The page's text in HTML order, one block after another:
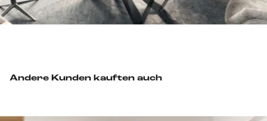
Andere Kunden kauften auch